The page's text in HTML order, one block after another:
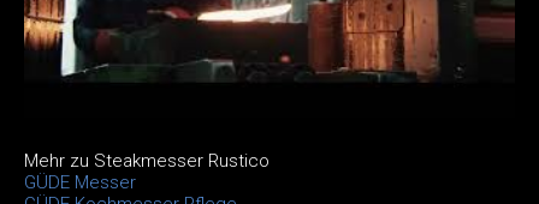
Mehr zu Steakmesser Rustico
GÜDE Messer